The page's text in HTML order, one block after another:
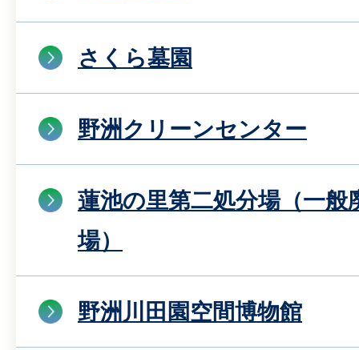
さくら墓園
野洲クリーンセンター
蓮池の里第二処分場（一般
場）
野洲川田園空間博物館